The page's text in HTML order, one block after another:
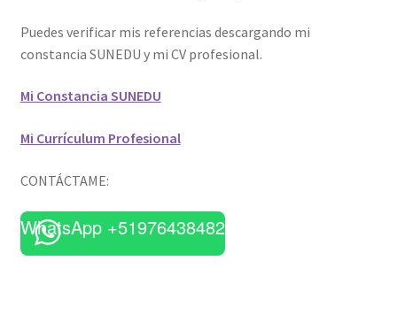
Puedes verificar mis referencias descargando mi
constancia SUNEDU y mi CV profesional.
Mi Constancia SUNEDU
Mi Currículum Profesional
CONTÁCTAME:
WhatsApp +51976438482